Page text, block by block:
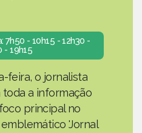
- 10h15 - 12h30 -
- 19h15
feira, o jornalista
toda a informação
principal no
'Jornal